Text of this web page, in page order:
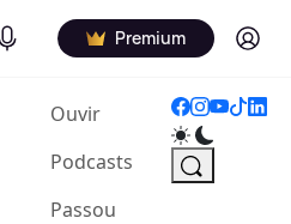
Podcasts Premium Log in
Ouvir(current)
Podcasts
Passou